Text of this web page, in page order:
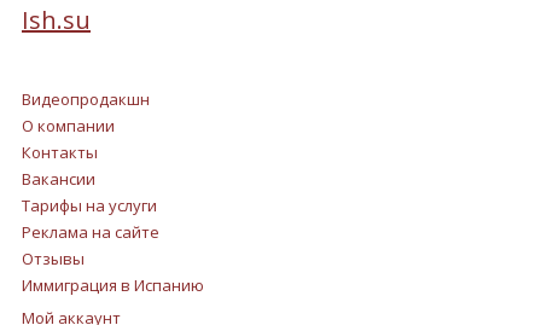
Ish.su
Видеопродакшн
О компании
Контакты
Вакансии
Тарифы на услуги
Реклама на сайте
Отзывы
Иммиграция в Испанию
Мой аккаунт